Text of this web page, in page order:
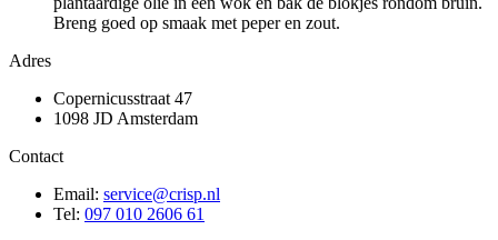
Breng goed op smaak met peper en zout.
Adres
Copernicusstraat 47
1098 JD Amsterdam
Contact
Email: service@crisp.nl
Tel: 097 010 2606 61